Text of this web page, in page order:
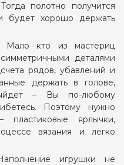
полотно получится
будет хорошо держать
Мало кто из мастериц
деталями
рядов, убавлений и
держать в голове,
– Вы по-любому
Поэтому нужно
пластиковые ярлычки,
вязания и легко
игрушки не